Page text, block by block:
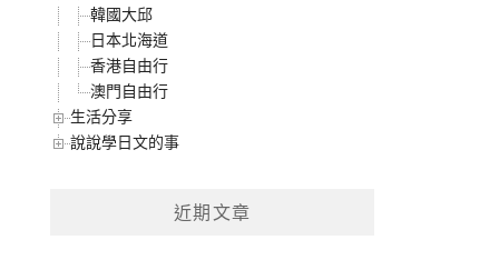
韓國大邱
日本北海道
香港自由行
澳門自由行
生活分享
說說學日文的事
近期文章